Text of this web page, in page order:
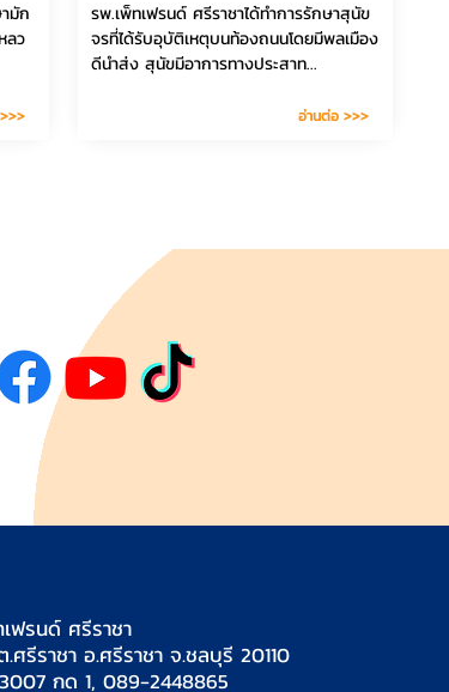
มัก
ลว
รพ.เพ็ทเฟรนด์ ศรีราชาได้ทำการรักษาสุนัข
จรที่ได้รับอุบัติเหตุบนท้องถนนโดยมีพลเมือง
ดีนำส่ง สุนัขมีอาการทางประสาท...
อ่านต่อ >>>
ฟรนด์ ศรีราชา
รีราชา อ.ศรีราชา จ.ชลบุรี 20110
กด 1, 089-2448865